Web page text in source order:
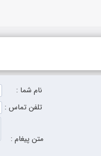
نام شما :
تلفن تماس :
متن پیغام :